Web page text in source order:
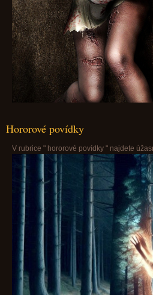
Hororové povídky
V rubrice " hororové povídky " najdete